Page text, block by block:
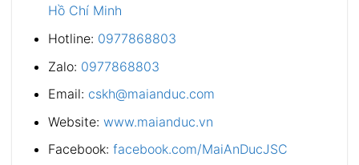
Hồ Chí Minh
Hotline: 0977868803
Zalo: 0977868803
Email: cskh@maianduc.com
Website: www.maianduc.vn
Facebook: facebook.com/MaiAnDucJSC